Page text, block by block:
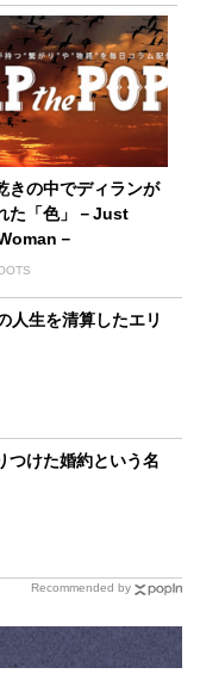
きの中でディランが
た「色」－Just
－
人生を清算したエリ
つけた婚約という名
Recommended by